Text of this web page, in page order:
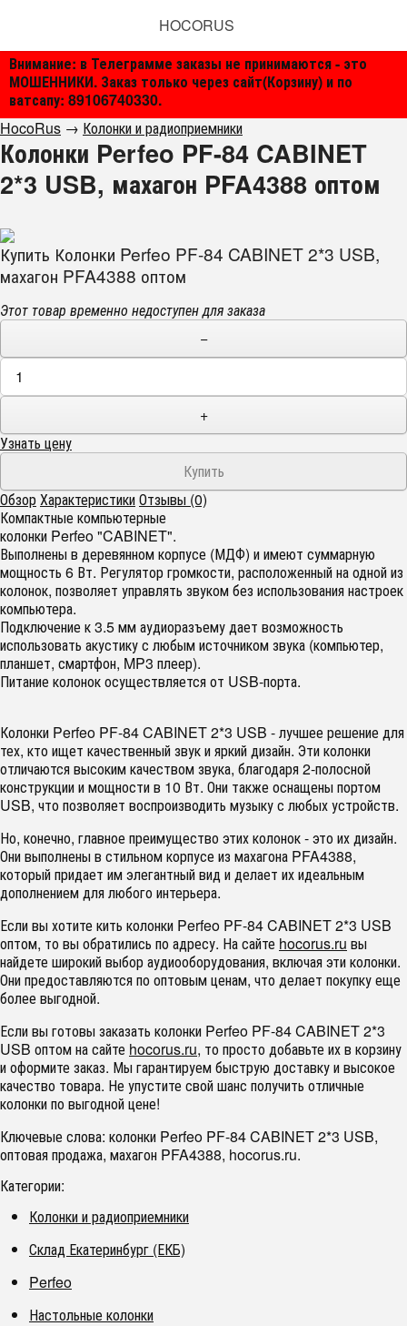
Внимание: в Телеграмме заказы не принимаются - это
МОШЕННИКИ. Заказ только через сайт(Корзину) и по
ватсапу: 89106740330.
HOCORUS
HocoRus → Колонки и радиоприемники
Колонки Perfeo PF-84 CABINET
2*3 USB, махагон PFA4388 оптом
Купить Колонки Perfeo PF-84 CABINET 2*3 USB,
махагон PFA4388 оптом
Этот товар временно недоступен для заказа
−
+
Узнать цену
ОбзорХарактеристикиОтзывы (0)
Компактные компьютерные
колонки Perfeo "CABINET".
Выполнены в деревянном корпусе (МДФ) и имеют суммарную
мощность 6 Вт. Регулятор громкости, расположенный на одной из
колонок, позволяет управлять звуком без использования настроек
компьютера.
Подключение к 3.5 мм аудиоразъему дает возможность
использовать акустику с любым источником звука (компьютер,
планшет, смартфон, MP3 плеер).
Питание колонок осуществляется от USB-порта.
Колонки Perfeo PF-84 CABINET 2*3 USB - лучшее решение для
тех, кто ищет качественный звук и яркий дизайн. Эти колонки
отличаются высоким качеством звука, благодаря 2-полосной
конструкции и мощности в 10 Вт. Они также оснащены портом
USB, что позволяет воспроизводить музыку с любых устройств.
Но, конечно, главное преимущество этих колонок - это их дизайн.
Они выполнены в стильном корпусе из махагона PFA4388,
который придает им элегантный вид и делает их идеальным
дополнением для любого интерьера.
Если вы хотите кить колонки Perfeo PF-84 CABINET 2*3 USB
оптом, то вы обратились по адресу. На сайте hocorus.ru вы
найдете широкий выбор аудиооборудования, включая эти колонки.
Они предоставляются по оптовым ценам, что делает покупку еще
более выгодной.
Если вы готовы заказать колонки Perfeo PF-84 CABINET 2*3
USB оптом на сайте hocorus.ru, то просто добавьте их в корзину
и оформите заказ. Мы гарантируем быструю доставку и высокое
качество товара. Не упустите свой шанс получить отличные
колонки по выгодной цене!
Ключевые слова: колонки Perfeo PF-84 CABINET 2*3 USB,
оптовая продажа, махагон PFA4388, hocorus.ru.
Категории:
Колонки и радиоприемники
Склад Екатеринбург (ЕКБ)
Perfeo
Настольные колонки